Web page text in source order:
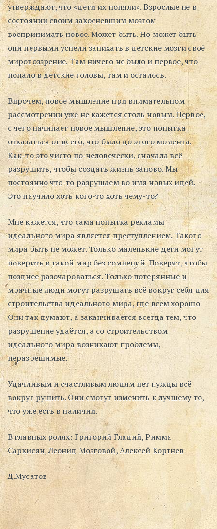
утверждают, что «дети их поняли». Взрослые не в
состоянии своим закосневшим мозгом
воспринимать новое. Может быть. Но может быть
они первыми успели запихать в детские мозги своё
мировоззрение. Там ничего не было и первое, что
попало в детские головы, там и осталось.
Впрочем, новое мышление при внимательном
рассмотрении уже не кажется столь новым. Первое,
с чего начинает новое мышление, это попытка
отказаться от всего, что было до этого момента.
Как-то это чисто по-человечески, сначала всё
разрушить, чтобы создать жизнь заново. Мы
постоянно что-то разрушаем во имя новых идей.
Это научило хоть кого-то хоть чему-то?
Мне кажется, что сама попытка рекламы
идеального мира является преступлением. Такого
мира быть не может. Только маленькие дети могут
поверить в такой мир без сомнений. Поверят, чтобы
позднее разочароваться. Только потерянные и
мрачные люди могут разрушать всё вокруг себя для
строительства идеального мира, где всем хорошо.
Они так думают, а заканчивается всегда тем, что
разрушение удаётся, а со строительством
идеального мира возникают проблемы,
неразрешимые.
Удачливым и счастливым людям нет нужды всё
вокруг рушить. Они смогут изменить к лучшему то,
что уже есть в наличии.
В главных ролях: Григорий Гладий, Римма
Саркисян, Леонид Мозговой, Алексей Кортнев
Д.Мусатов